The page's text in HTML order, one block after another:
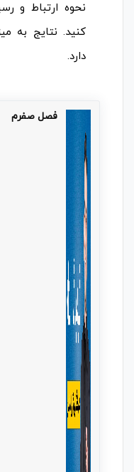
نحوه ارتباط و
کنید. نتایج به
دارد.
فصل صفرم